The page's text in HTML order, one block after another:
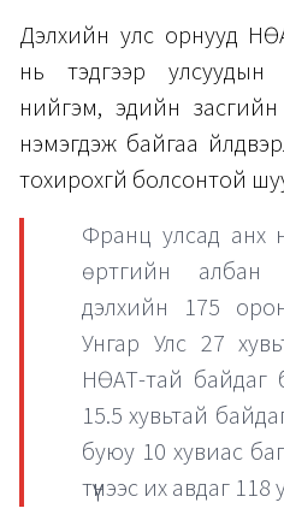
Дэлхийн улс орнууд
нь тэдгээр улсуудын
нийгэм, эдийн
нэмэгдэж байгаа
тохирохгүй болсонтой
Франц улсад анх
өртгийн
дэлхийн 175
Унгар Улс 27
НӨАТ-тай байдаг
15.5 хувьтай
буюу 10 хувиас
түүнээс их авдаг